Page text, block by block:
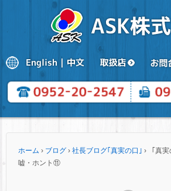
ホーム › ブログ › 社長ブログ｢真実の口｣ ›
「真
嘘・ホント⑪